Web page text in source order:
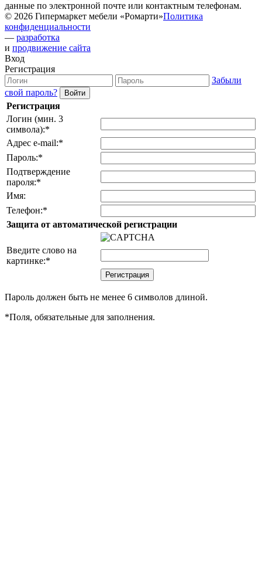
данные по электронной почте или контактным телефонам.
© 2026 Гипермаркет мебели «Ромарти»Политика
конфиденциальности
— разработка
и продвижение сайта
Вход
Регистрация
Забыли
свой пароль?
Регистрация
Логин (мин. 3
символа):*
Адрес e-mail:*
Пароль:*
Подтверждение
пароля:*
Имя:
Телефон:*
Защита от автоматической регистрации
Введите слово на
картинке:*
Пароль должен быть не менее 6 символов длиной.
*Поля, обязательные для заполнения.